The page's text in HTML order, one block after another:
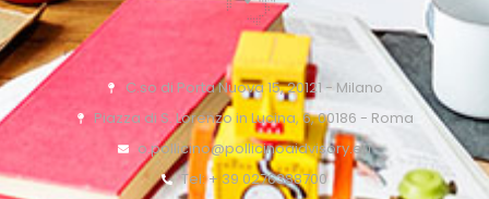
C.so di Porta Nuova 15, 20121 - Milano
Piazza di S. Lorenzo in Lucina, 6, 00186 - Roma
o.pollicino@pollicinoaidvisory.eu
Tel: + 39 0276388700